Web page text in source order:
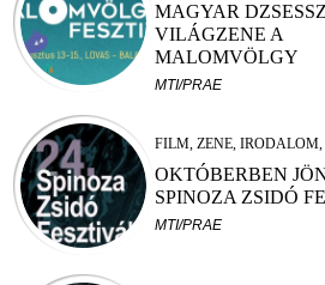
MAGYAR
VILÁGZENE A
MALOMVÖLGY
FESZTIVÁLON
MTI/PRAE
FILM, ZENE,
OKTÓBERBEN
SPINOZA ZSIDÓ
MTI/PRAE